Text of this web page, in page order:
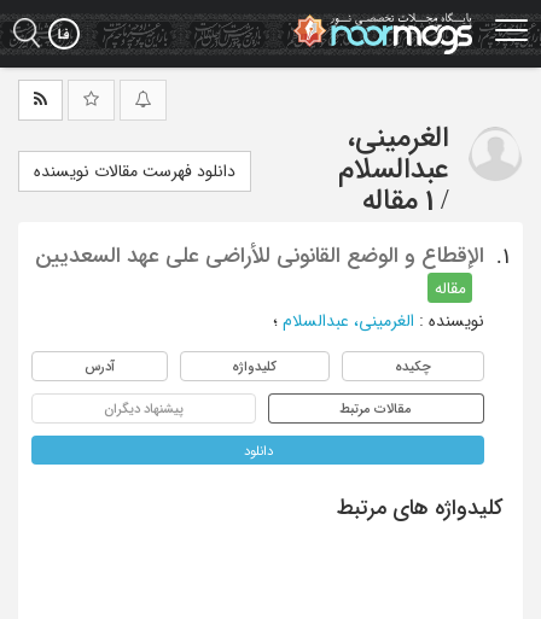
Skip
to
main
الغرمینی،
عبدالسلام
/ 1 مقاله
دانلود فهرست مقالات نویسنده
1. الإقطاع و الوضع القانونی للأراضی علی عهد السعدیین
مقاله
نویسنده : الغرمینی، عبدالسلام ؛
چکیده کلیدواژه آدرس
مقالات مرتبط پیشنهاد دیگران
دانلود
کلیدواژه های مرتبط